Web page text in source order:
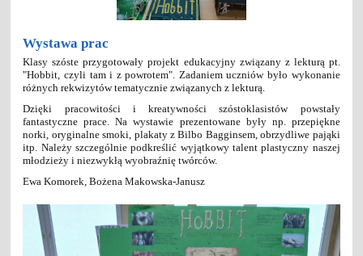
Wystawa prac
Klasy szóste przygotowały projekt edukacyjny związany z lekturą pt.
"Hobbit, czyli tam i z powrotem". Zadaniem uczniów było wykonanie
różnych rekwizytów tematycznie związanych z lekturą.
Dzięki pracowitości i kreatywności szóstoklasistów powstały
fantastyczne prace. Na wystawie prezentowane były np. przepiękne
norki, oryginalne smoki, plakaty z Bilbo Bagginsem, obrzydliwe pająki
itp. Należy szczególnie podkreślić wyjątkowy talent plastyczny naszej
młodzieży i niezwykłą wyobraźnię twórców.
Ewa Komorek, Bożena Makowska-Janusz